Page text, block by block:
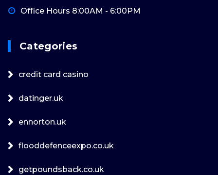
Office Hours 8:00AM - 6:00PM
Categories
credit card casino
datinger.uk
ennorton.uk
flooddefenceexpo.co.uk
getpoundsback.co.uk